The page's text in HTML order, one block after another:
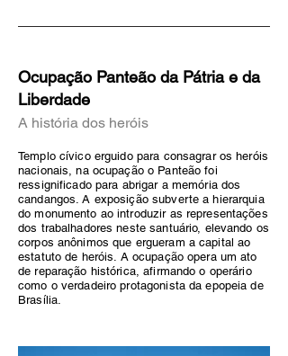
Ocupação Panteão da Pátria e da
Liberdade
A história dos heróis
Templo cívico erguido para consagrar os heróis
nacionais, na ocupação o Panteão foi
ressignificado para abrigar a memória dos
candangos. A exposição subverte a hierarquia
do monumento ao introduzir as representações
dos trabalhadores neste santuário, elevando os
corpos anônimos que ergueram a capital ao
estatuto de heróis. A ocupação opera um ato
de reparação histórica, afirmando o operário
como o verdadeiro protagonista da epopeia de
Brasília.